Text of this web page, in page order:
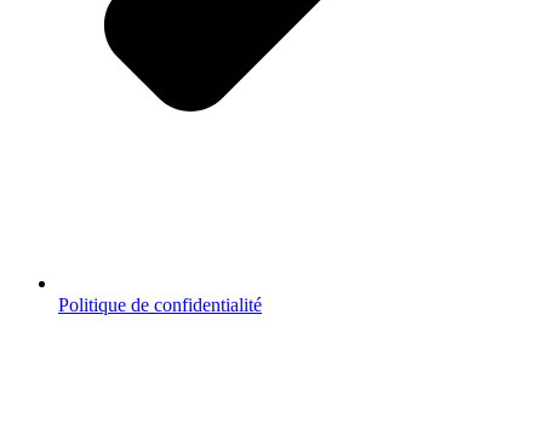
Politique de confidentialité